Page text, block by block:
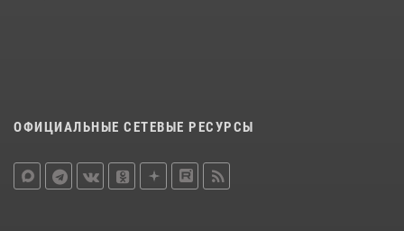
ОФИЦИАЛЬНЫЕ СЕТЕВЫЕ РЕСУРСЫ